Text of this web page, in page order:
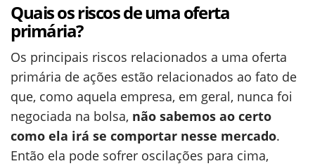
Quais os riscos de uma oferta
primária?
Os principais riscos relacionados a uma oferta
primária de ações estão relacionados ao fato de
que, como aquela empresa, em geral, nunca foi
negociada na bolsa, não sabemos ao certo
como ela irá se comportar nesse mercado.
Então ela pode sofrer oscilações para cima,